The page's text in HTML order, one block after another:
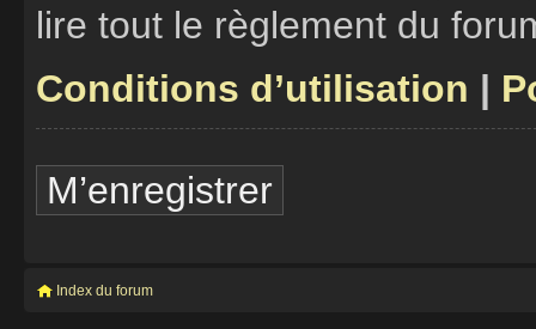
lire tout le règlement du
Conditions d’utilisation |
M’enregistrer
Index du forum